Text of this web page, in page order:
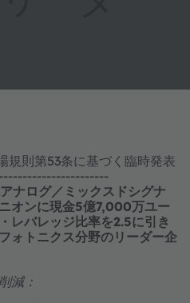
規則第53条に基づく臨時発表
ナログ／ミックスドシグナ
オンに現金5億7,000万ユー
レバレッジ比率を2.5に引き
ォトニクス分野のリーダー企
減：